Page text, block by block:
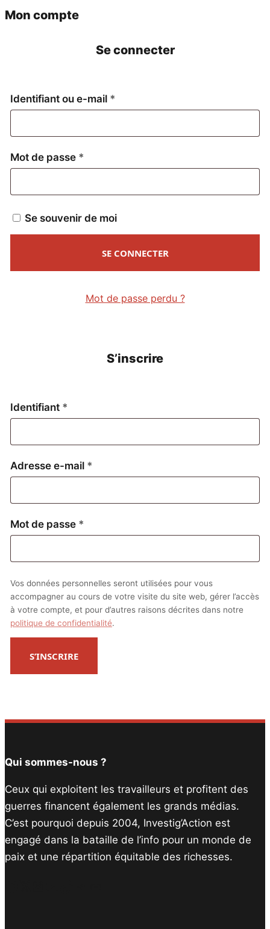
Mon compte
Se connecter
Identifiant ou e-mail *
Mot de passe *
Se souvenir de moi
SE CONNECTER
Mot de passe perdu ?
S’inscrire
Identifiant *
Adresse e-mail *
Mot de passe *
Vos données personnelles seront utilisées pour vous
accompagner au cours de votre visite du site web, gérer l’accès
à votre compte, et pour d’autres raisons décrites dans notre
politique de confidentialité.
S’INSCRIRE
Qui sommes-nous ?
Ceux qui exploitent les travailleurs et profitent des
guerres financent également les grands médias.
C’est pourquoi depuis 2004, Investig’Action est
engagé dans la bataille de l’info pour un monde de
paix et une répartition équitable des richesses.